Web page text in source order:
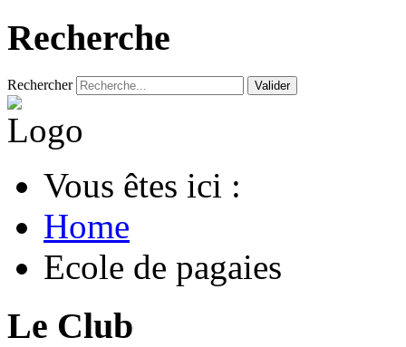
Recherche
Rechercher Valider
Vous êtes ici :
Home
Ecole de pagaies
Le Club